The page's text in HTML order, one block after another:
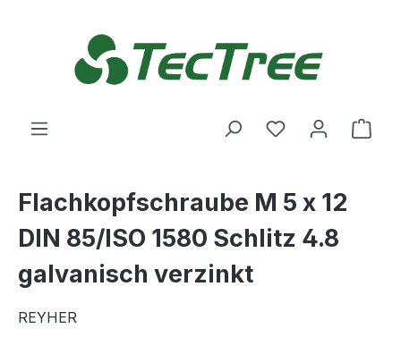
Du hast 0
Flachkopfschraube M 5 x 12
DIN 85/ISO 1580 Schlitz 4.8
galvanisch verzinkt
REYHER